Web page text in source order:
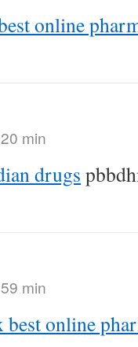
online
min
drugs
min
best online